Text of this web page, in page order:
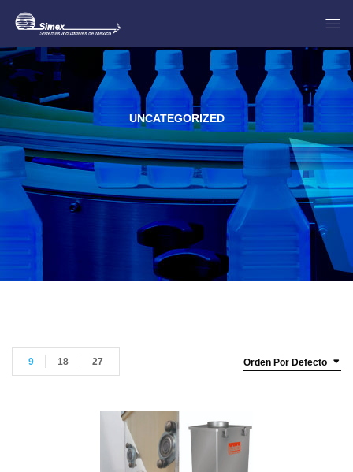
UNCATEGORIZED
Orden Por Defecto
9 18 27